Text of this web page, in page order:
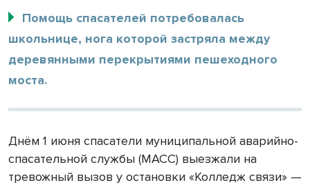
Помощь спасателей потребовалась
школьнице, нога которой застряла между
деревянными перекрытиями пешеходного
моста.
Днём 1 июня спасатели муниципальной аварийно-
спасательной службы (МАСС) выезжали на
тревожный вызов у остановки «Колледж связи» —